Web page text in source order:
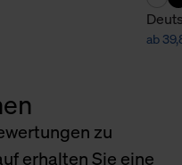
ab
zu
erhalten Sie eine